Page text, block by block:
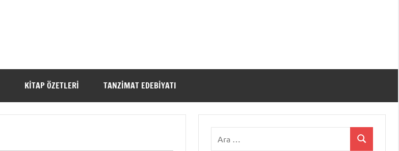
KITAP ÖZETLERI TANZIMAT EDEBIYATI
Ara